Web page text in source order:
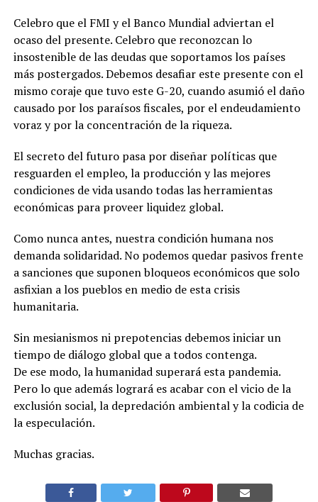
Celebro que el FMI y el Banco Mundial adviertan el
ocaso del presente. Celebro que reconozcan lo
insostenible de las deudas que soportamos los países
más postergados. Debemos desafiar este presente con el
mismo coraje que tuvo este G-20, cuando asumió el daño
causado por los paraísos fiscales, por el endeudamiento
voraz y por la concentración de la riqueza.
El secreto del futuro pasa por diseñar políticas que
resguarden el empleo, la producción y las mejores
condiciones de vida usando todas las herramientas
económicas para proveer liquidez global.
Como nunca antes, nuestra condición humana nos
demanda solidaridad. No podemos quedar pasivos frente
a sanciones que suponen bloqueos económicos que solo
asfixian a los pueblos en medio de esta crisis
humanitaria.
Sin mesianismos ni prepotencias debemos iniciar un
tiempo de diálogo global que a todos contenga.
De ese modo, la humanidad superará esta pandemia.
Pero lo que además logrará es acabar con el vicio de la
exclusión social, la depredación ambiental y la codicia de
la especulación.
Muchas gracias.